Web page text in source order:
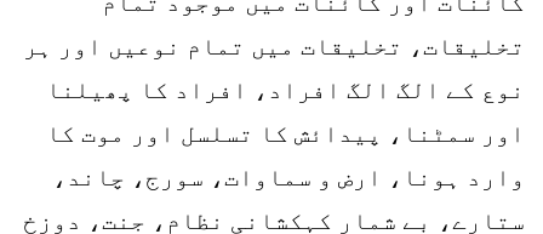
تخلیقات، تخلیقات میں تمام نوعیں اور ہر
نوع کے الگ الگ افراد، افراد کا پھیلنا
اور سمٹنا، پیدائش کا تسلسل اور موت کا
وارد ہونا، ارض و سماوات، سورج، چاند،
ستارے، بے شمار کہکشانی نظام، جنت، دوزخ